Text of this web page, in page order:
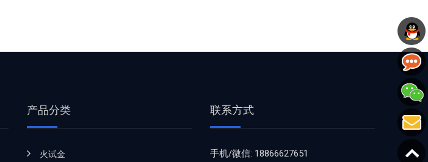
产品分类
火试金
联系方式
手机/微信: 18866627651